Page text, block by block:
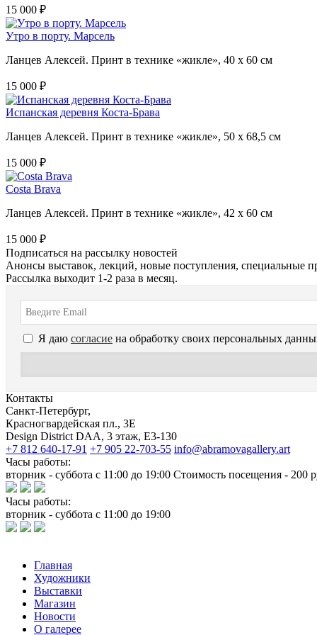
15 000 ₽
Утро в порту. Марсель
Ланцев Алексей. Принт в технике «жикле», 40 х 60 см
15 000 ₽
Испанская деревня Коста-Брава
Ланцев Алексей. Принт в технике «жикле», 50 х 68,5 см
15 000 ₽
Costa Brava
Ланцев Алексей. Принт в технике «жикле», 42 х 60 см
15 000 ₽
Подписаться на рассылку новостей
Анонсы выставок, лекций, новые поступления, специальные
Рассылка выходит 1-2 раза в месяц.
Я даю согласие на обработку своих персональных
Контакты
Санкт-Петербург,
Красногвардейская пл., 3E
Design District DAA, 3 этаж, Е3-130
+7 812 640-17-91 +7 905 22-703-55 info@abramovagallery.art
Часы работы:
вторник - суббота с 11:00 до 19:00 Стоимость посещения - 200
Часы работы:
вторник - суббота с 11:00 до 19:00
Главная
Художники
Выставки
Магазин
Новости
О галерее